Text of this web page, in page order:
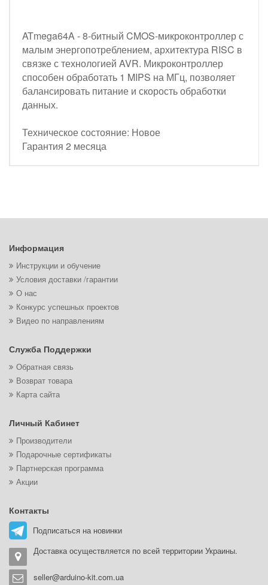
ATmega64A - 8-битный CMOS-микроконтроллер с
малым энергопотреблением, архитектура RISC в
связке с технологией AVR. Микроконтроллер
способен обработать 1 MIPS на МГц, позволяет
балансировать питание и скорость обработки
данных.
Техническое состояние: Новое
Гарантия 2 месяца
Информация
Инструкции и обучение
Условия доставки /гарантии
О нас
Конкурс успешных проектов
Видео по направлениям
Служба Поддержки
Обратная связь
Возврат товара
Карта сайта
Личный Кабинет
Производители
Подарочные сертификаты
Партнерская программа
Акции
Контакты
Подписаться на новинки
Доставка осуществляется по всей территории Украины.
seller@arduino-kit.com.ua